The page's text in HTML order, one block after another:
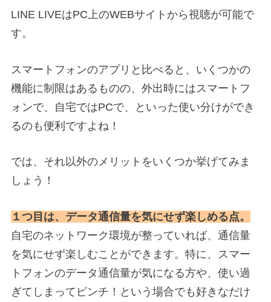
LINE LIVEはPC上のWEBサイトから視聴が可能で
す。
スマートフォンのアプリと比べると、いくつかの
機能に制限はあるものの、 外出時にはスマートフ
ォンで、自宅ではPCで、といった使い分けができ
るのも便利ですよね！
では、それ以外のメリットをいくつか挙げてみま
しょう！
１つ目は、データ通信量を気にせず楽しめる点。
自宅のネットワーク環境が整っていれば、通信量
を気にせず楽しむことができます。特に、スマー
トフォンのデータ通信量が気になる方や、使い過
ぎてしまってピンチ！という場合でも好きなだけ